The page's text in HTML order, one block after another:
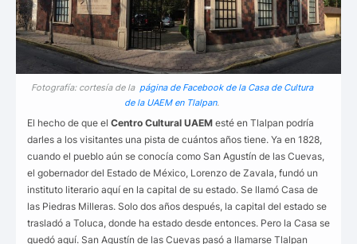
Fotografía: cortesía de la página de Facebook de la Casa de Cultura
de la UAEM en Tlalpan.
El hecho de que el Centro Cultural UAEM esté en Tlalpan podría
darles a los visitantes una pista de cuántos años tiene. Ya en 1828,
cuando el pueblo aún se conocía como San Agustín de las Cuevas,
el gobernador del Estado de México, Lorenzo de Zavala, fundó un
instituto literario aquí en la capital de su estado. Se llamó Casa de
las Piedras Milleras. Solo dos años después, la capital del estado se
trasladó a Toluca, donde ha estado desde entonces. Pero la Casa se
quedó aquí. San Agustín de las Cuevas pasó a llamarse Tlalpan